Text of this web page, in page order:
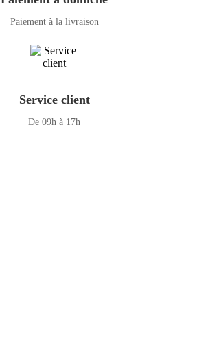
Paiement à la livraison
Service client
De 09h à 17h